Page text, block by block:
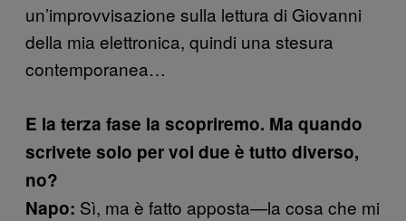
un’improvvisazione sulla lettura di Giovanni
della mia elettronica, quindi una stesura
contemporanea…
E la terza fase la scopriremo. Ma quando
scrivete solo per voi due è tutto diverso,
no?
Napo: Sì, ma è fatto apposta—la cosa che mi